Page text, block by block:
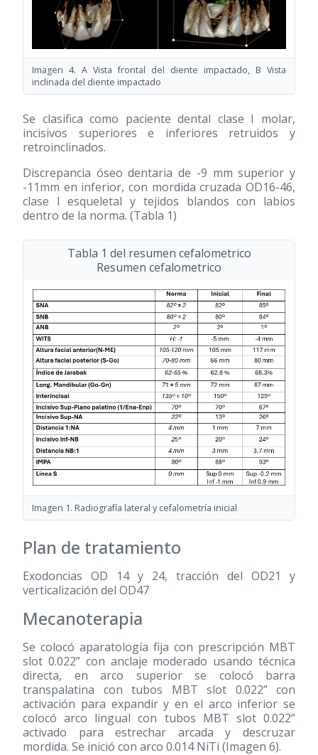
Imagen 4. A Vista frontal del diente impactado, B Vista
inclinada del diente impactado
Se clasifica como paciente dental clase I molar,
incisivos superiores e inferiores retruidos y
retroinclinados.
Discrepancia óseo dentaria de -9 mm superior y
-11mm en inferior, con mordida cruzada OD16-46,
clase I esqueletal y tejidos blandos con labios
dentro de la norma. (Tabla 1)
Tabla 1 del resumen cefalometrico
Resumen cefalometrico
Imagen 1. Radiografía lateral y cefalometría inicial
Plan de tratamiento
Exodoncias OD 14 y 24, tracción del OD21 y
verticalización del OD47
Mecanoterapia
Se colocó aparatología fija con prescripción MBT
slot 0.022” con anclaje moderado usando técnica
directa, en arco superior se colocó barra
transpalatina con tubos MBT slot 0.022” con
activación para expandir y en el arco inferior se
colocó arco lingual con tubos MBT slot 0.022”
activado para estrechar arcada y descruzar
mordida. Se inició con arco 0.014 NiTi (Imagen 6).